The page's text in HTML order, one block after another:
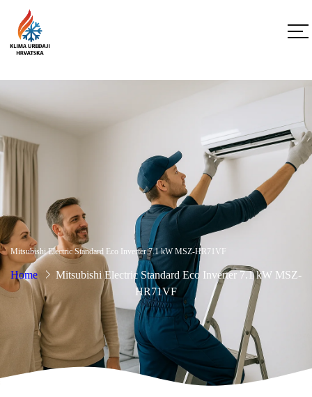
Mitsubishi Electric Standard Eco Inverter 7.1 kW MSZ-HR71VF
Home
Mitsubishi Electric Standard Eco Inverter 7.1 kW MSZ-
HR71VF